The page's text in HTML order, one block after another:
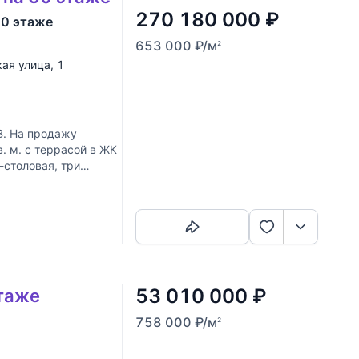
этаже
улица, 1
На продажу
м. с террасой в ЖК
три
270 180 000 ₽
653 000 ₽/м2
53 010 000 ₽
758 000 ₽/м2